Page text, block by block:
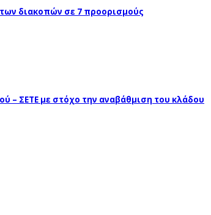
διακοπών σε 7 προορισμούς
– ΣΕΤΕ με στόχο την αναβάθμιση του κλάδου